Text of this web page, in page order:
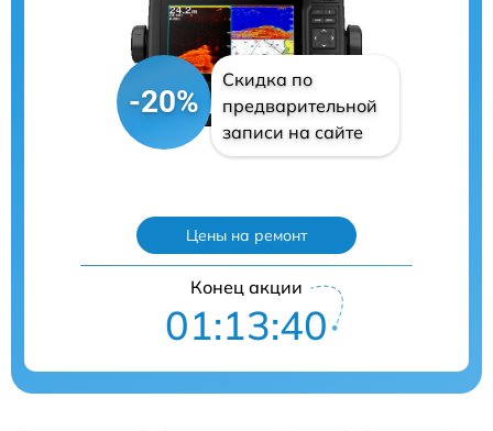
-20%
Скидка по
предварительной
записи на сайте
Цены на ремонт
Конец акции
01:13:39